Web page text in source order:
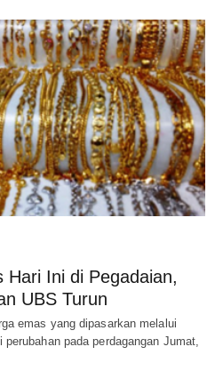
Hari Ini di Pegadaian,
UBS Turun
emas yang dipasarkan melalui
pada perdagangan Jumat,